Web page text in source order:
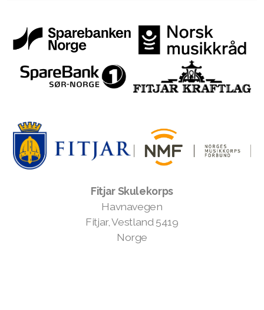
Fitjar Skulekorps
Havnavegen
Fitjar, Vestland 5419
Norge